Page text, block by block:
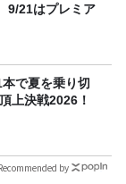
9/21はプレミア
本で夏を乗り切
上決戦2026！
by